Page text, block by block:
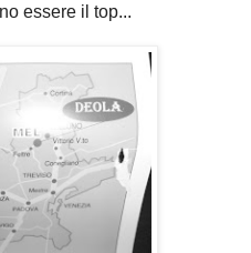
essere il top...